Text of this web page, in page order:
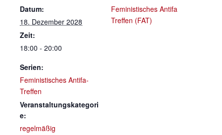
Datum:
18. Dezember 2028
Zeit:
18:00 - 20:00
Serien:
Feministisches Antifa-
Treffen
Veranstaltungskategori
e:
regelmäßig
Feministisches Antifa
Treffen (FAT)